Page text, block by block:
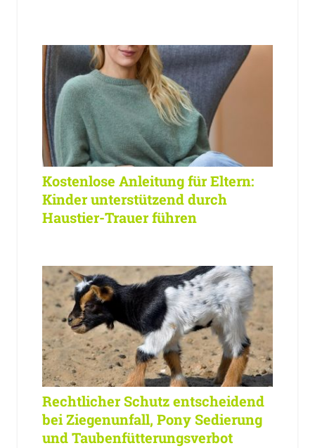
Kostenlose Anleitung für Eltern:
Kinder unterstützend durch
Haustier-Trauer führen
Rechtlicher Schutz entscheidend
bei Ziegenunfall, Pony Sedierung
und Taubenfütterungsverbot